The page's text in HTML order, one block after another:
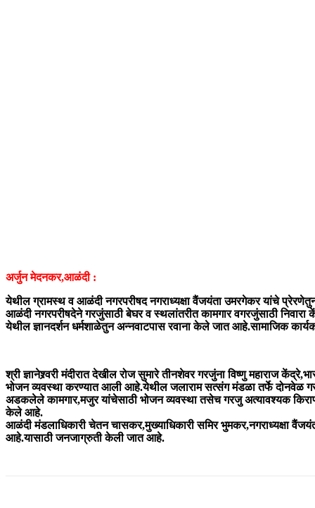
अर्जुन मेदनकर,आळंदी :
येथील ग्रामस्थ व आळंदी नगरपरीषद नगराध्यक्षा वैंजयंता उमरगेकर यांचे
आळंदी नगरपरीषदेने गरजुंसाठी बेघर व स्थलांतरीत कामगार वगरजुंसाठी
येथील ज्ञानदर्शन धर्मशाळेतुन अन्नवाटपास रवाना केले जात आहे.सामाजिक
श्री ज्ञानेश्र्वरी मंदीरात देखील रोज सुमारे तीनशेवर गरजुंना विष्णु महाराज
भोजन व्यवस्था करण्यात आली आहे.येथील जलाराम सत्संग मंडळा तर्फे दोनवेळ
अडकलेले कामगार,मजुर यांचेसाठी भोजन व्यवस्था तसेच गरजु अत्यावश्यक
केले आहे.
आळंदी मंडलाधिकारी चेतन चासकर,मुख्याधिकारी समिर भुमकर,नगराध्यक्षा
आहे.यासाठी जनजाग्रुती केली जात आहे.